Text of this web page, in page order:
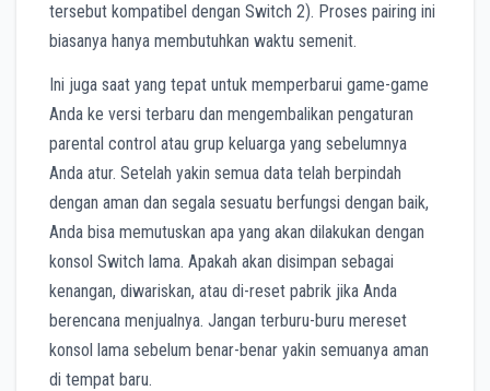
tersebut kompatibel dengan Switch 2). Proses pairing ini
biasanya hanya membutuhkan waktu semenit.
Ini juga saat yang tepat untuk memperbarui game-game
Anda ke versi terbaru dan mengembalikan pengaturan
parental control atau grup keluarga yang sebelumnya
Anda atur. Setelah yakin semua data telah berpindah
dengan aman dan segala sesuatu berfungsi dengan baik,
Anda bisa memutuskan apa yang akan dilakukan dengan
konsol Switch lama. Apakah akan disimpan sebagai
kenangan, diwariskan, atau di-reset pabrik jika Anda
berencana menjualnya. Jangan terburu-buru mereset
konsol lama sebelum benar-benar yakin semuanya aman
di tempat baru.